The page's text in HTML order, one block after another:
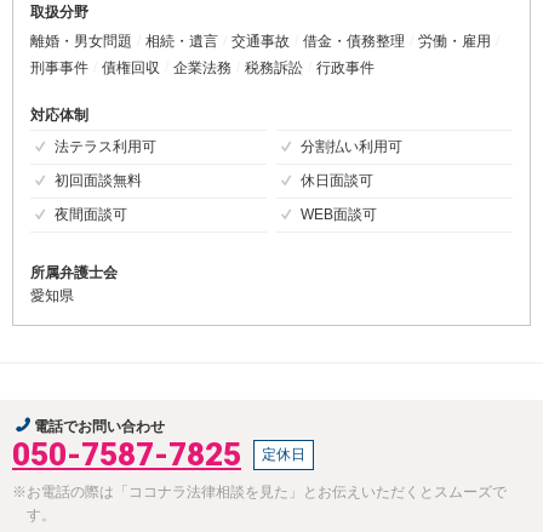
取扱分野
離婚・男女問題
相続・遺言 交通事故 借金・債務整理
労働・雇用
刑事事件
債権回収 企業法務 税務訴訟 行政事件
対応体制
法テラス利用可
分割払い利用可
初回面談無料
休日面談可
夜間面談可
WEB面談可
所属弁護士会
愛知県
電話でお問い合わせ
050-7587-7825 定休日
※お電話の際は「ココナラ法律相談を見た」とお伝えいただくとスムーズで
す。